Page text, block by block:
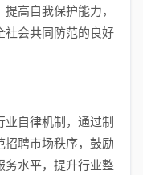
高自我保护能力，
社会共同防范的良好
自律机制，通过制
招聘市场秩序，鼓励
务水平，提升行业整